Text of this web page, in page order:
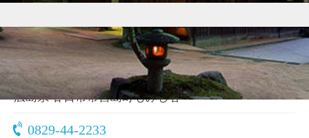
〒739-0522
広島県 廿日市市宮島町もみじ谷
0829-44-2233